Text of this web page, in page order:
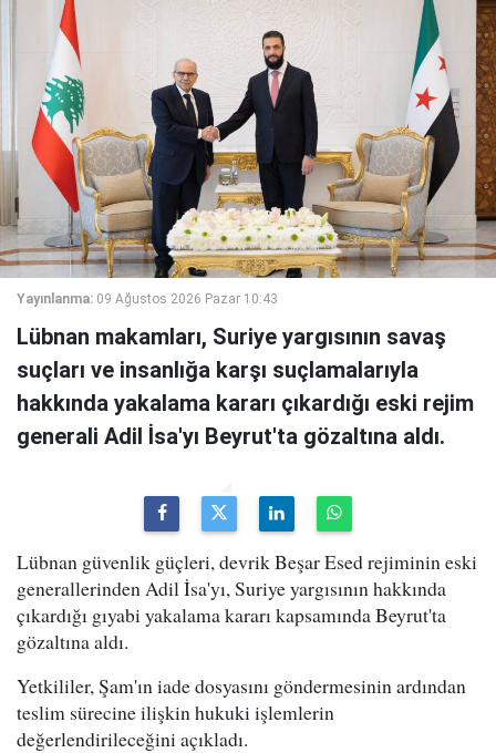
Yayınlanma: 09 Ağustos 2026 Pazar 10:43
Lübnan makamları, Suriye yargısının savaş
suçları ve insanlığa karşı suçlamalarıyla
hakkında yakalama kararı çıkardığı eski rejim
generali Adil İsa'yı Beyrut'ta gözaltına aldı.
Lübnan güvenlik güçleri, devrik Beşar Esed rejiminin eski
generallerinden Adil İsa'yı, Suriye yargısının hakkında
çıkardığı gıyabi yakalama kararı kapsamında Beyrut'ta
gözaltına aldı.
Yetkililer, Şam'ın iade dosyasını göndermesinin ardından
teslim sürecine ilişkin hukuki işlemlerin
değerlendirileceğini açıkladı.